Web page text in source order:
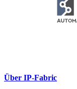
Über IP-Fabric